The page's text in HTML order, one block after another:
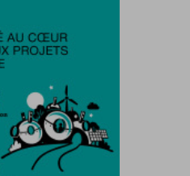
sur Twitter